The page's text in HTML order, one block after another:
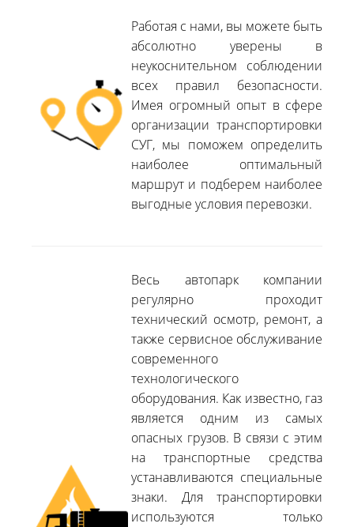
Работая с нами, вы можете быть
абсолютно уверены в
неукоснительном соблюдении
всех правил безопасности.
Имея огромный опыт в сфере
организации транспортировки
СУГ, мы поможем определить
наиболее оптимальный
маршрут и подберем наиболее
выгодные условия перевозки.
Весь автопарк компании
регулярно проходит
технический осмотр, ремонт, а
также сервисное обслуживание
современного
технологического
оборудования. Как известно, газ
является одним из самых
опасных грузов. В связи с этим
на транспортные средства
устанавливаются специальные
знаки. Для транспортировки
используются только